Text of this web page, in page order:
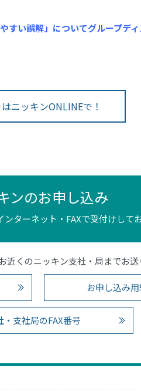
すい誤解」についてグループデ
ニッキンONLINEで！
ンのお申し込み
ターネット・FAXで受付けしてお
近くのニッキン支社・局までお送
お申し込み用
・支社局のFAX番号